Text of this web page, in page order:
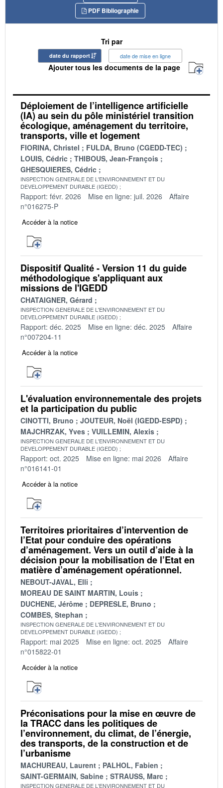
PDF Bibliographie
Tri par
date du rapport date de mise en ligne
Ajouter tous les documents de la page
Déploiement de l’intelligence artificielle
(IA) au sein du pôle ministériel transition
écologique, aménagement du territoire,
transports, ville et logement
FIORINA, Christel
FULDA, Bruno (CGEDD-TEC)
LOUIS, Cédric
THIBOUS, Jean-François
GHESQUIERES, Cédric
INSPECTION GENERALE DE L'ENVIRONNEMENT ET DU
DEVELOPPEMENT DURABLE (IGEDD)
Rapport: févr. 2026 Mise en ligne: juil. 2026
Affaire
n°016275-P
Accéder à la notice
Dispositif Qualité - Version 11 du guide
méthodologique s'appliquant aux
missions de l'IGEDD
CHATAIGNER, Gérard
INSPECTION GENERALE DE L'ENVIRONNEMENT ET DU
DEVELOPPEMENT DURABLE (IGEDD)
Rapport: déc. 2025 Mise en ligne: déc. 2025
Affaire
n°007204-11
Accéder à la notice
L'évaluation environnementale des projets
et la participation du public
CINOTTI, Bruno
JOUTEUR, Noël (IGEDD-ESPD)
MAJCHRZAK, Yves
VUILLEMIN, Alexis
INSPECTION GENERALE DE L'ENVIRONNEMENT ET DU
DEVELOPPEMENT DURABLE (IGEDD)
Rapport: oct. 2025 Mise en ligne: mai 2026
Affaire
n°016141-01
Accéder à la notice
Territoires prioritaires d’intervention de
l’Etat pour conduire des opérations
d’aménagement. Vers un outil d’aide à la
décision pour la mobilisation de l’Etat en
matière d’aménagement opérationnel.
NEBOUT-JAVAL, Elli
MOREAU DE SAINT MARTIN, Louis
DUCHENE, Jérôme
DEPRESLE, Bruno
COMBES, Stephan
INSPECTION GENERALE DE L'ENVIRONNEMENT ET DU
DEVELOPPEMENT DURABLE (IGEDD)
Rapport: mai 2025 Mise en ligne: oct. 2025
Affaire
n°015822-01
Accéder à la notice
Préconisations pour la mise en œuvre de
la TRACC dans les politiques de
l’environnement, du climat, de l’énergie,
des transports, de la construction et de
l’urbanisme
MACHUREAU, Laurent
PALHOL, Fabien
SAINT-GERMAIN, Sabine
STRAUSS, Marc
INSPECTION GENERALE DE L'ENVIRONNEMENT ET DU